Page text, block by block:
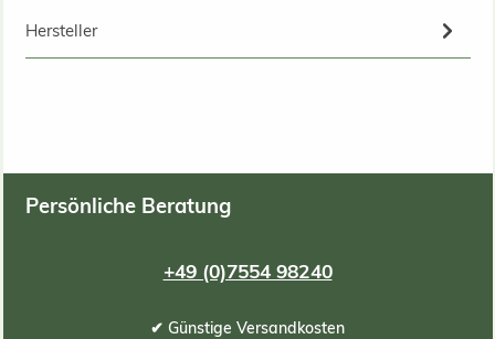
Hersteller
Persönliche Beratung
+49 (0)7554 98240
✔ Günstige Versandkosten